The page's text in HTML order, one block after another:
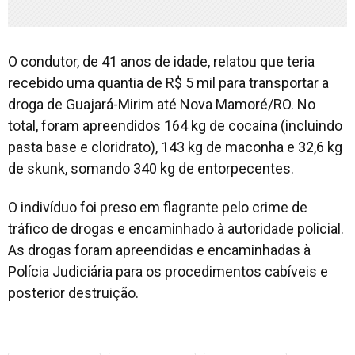
O condutor, de 41 anos de idade, relatou que teria
recebido uma quantia de R$ 5 mil para transportar a
droga de Guajará-Mirim até Nova Mamoré/RO. No
total, foram apreendidos 164 kg de cocaína (incluindo
pasta base e cloridrato), 143 kg de maconha e 32,6 kg
de skunk, somando 340 kg de entorpecentes.
O indivíduo foi preso em flagrante pelo crime de
tráfico de drogas e encaminhado à autoridade policial.
As drogas foram apreendidas e encaminhadas à
Polícia Judiciária para os procedimentos cabíveis e
posterior destruição.